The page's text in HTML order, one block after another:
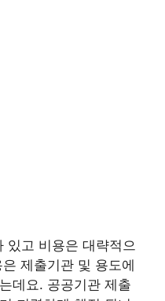
있고 비용은 대략적으
제출기관 및 용도에
데요. 공공기관 제출